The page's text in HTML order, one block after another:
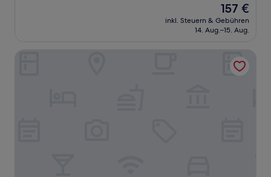
Bewertungen)
Der
Preis
beträgt
157 €
inkl. Steuern & Gebühren
14. Aug.–15. Aug.